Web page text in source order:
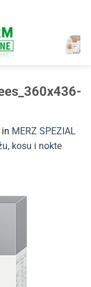
in MERZ SPEZIAL
kosu i nokte